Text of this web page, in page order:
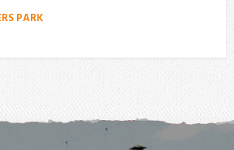
PARK